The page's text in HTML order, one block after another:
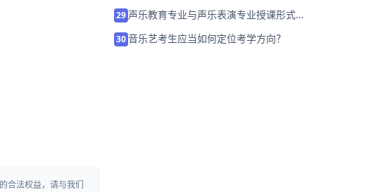
合法权益，请与我们
29 声乐教育专业与声乐表演专业授课形式之
30音乐艺考生应当如何定位考学方向？